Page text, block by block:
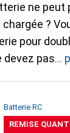
ne peut
?
pour
devez pas
Batterie RC
REMISE